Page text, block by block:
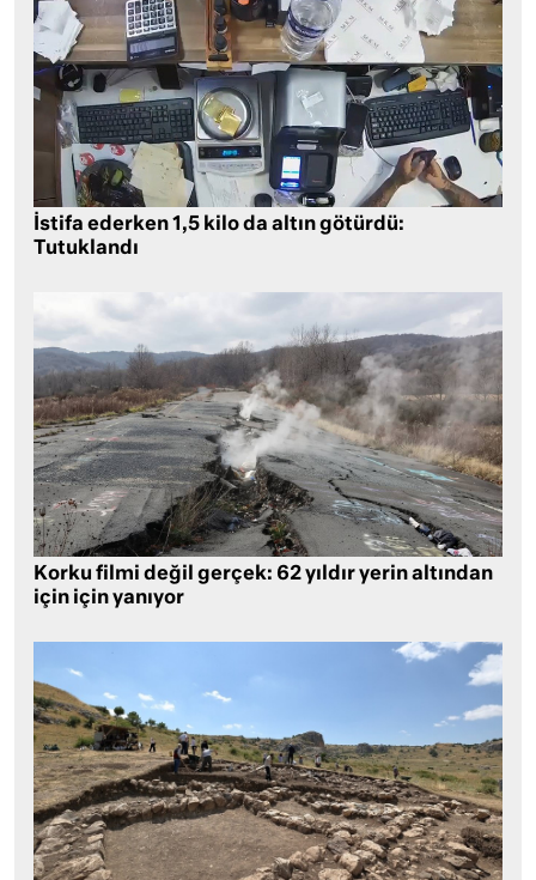
İstifa ederken 1,5 kilo da altın götürdü:
Tutuklandı
Korku filmi değil gerçek: 62 yıldır yerin altından
için için yanıyor